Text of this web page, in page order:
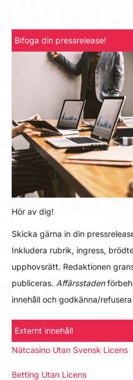
Bifoga din pressrelease!
Hör av dig!
Skicka gärna in din
Inkludera rubrik, ingress,
upphovsrätt. Redaktionen
publiceras. Affärsstaden
innehåll och godkänna/
Externt innehåll
Nätcasino Utan Svensk Licens
Betting Utan Licens